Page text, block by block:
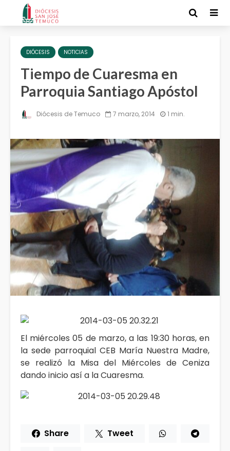
DIÓCESIS NOTICIAS
Tiempo de Cuaresma en
Parroquia Santiago Apóstol
Diócesis de Temuco 7 marzo, 2014 1 min.
El miércoles 05 de marzo, a las 19:30 horas, en
la sede parroquial CEB María Nuestra Madre,
se realizó la Misa del Miércoles de Ceniza
dando inicio así a la Cuaresma.
Share Tweet